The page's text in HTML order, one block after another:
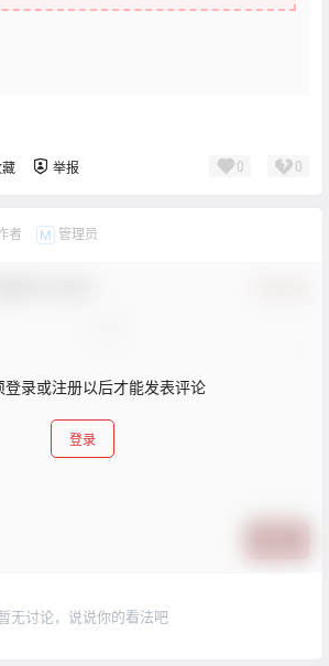
藏 举报 0 0
者 M 管理员
登录或注册以后才能发表评论
登录
无讨论，说说你的看法吧